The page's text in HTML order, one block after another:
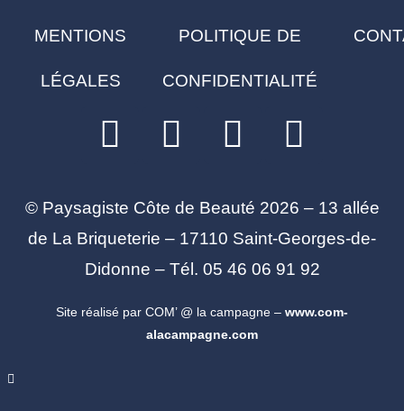
MENTIONS
LÉGALES
POLITIQUE DE
CONFIDENTIALITÉ
© Paysagiste Côte de Beauté 2026 – 13 allée
de La Briqueterie – 17110 Saint-Georges-de-
Didonne – Tél. 05 46 06 91 92
Site réalisé par COM’ @ la campagne – www.com-
alacampagne.com